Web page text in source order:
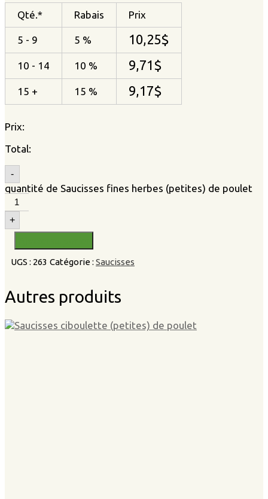
Qté.* Rabais Prix
5 - 9 5 % 10,25$
10 - 14 10 % 9,71 $
15 + 15 % 9,17$
Prix:
Total:
-
quantité de Saucisses fines herbes (petites) de poulet
+
UGS : 263 Catégorie : Saucisses
Autres produits